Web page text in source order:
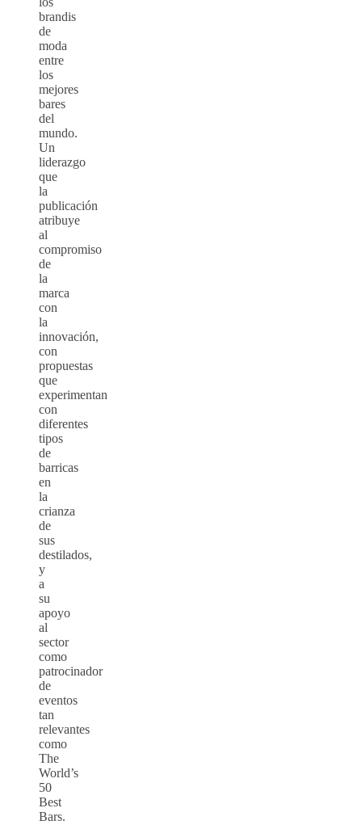
brandis
de
moda
entre
los
mejores
bares
del
mundo.
Un
liderazgo
que
la
publicación
atribuye
al
compromiso
de
la
marca
con
la
innovación,
con
propuestas
que
experimentan
con
diferentes
tipos
de
barricas
en
la
crianza
de
sus
destilados,
y
a
su
apoyo
al
sector
como
patrocinador
de
eventos
tan
relevantes
como
The
World’s
50
Best
Bars.